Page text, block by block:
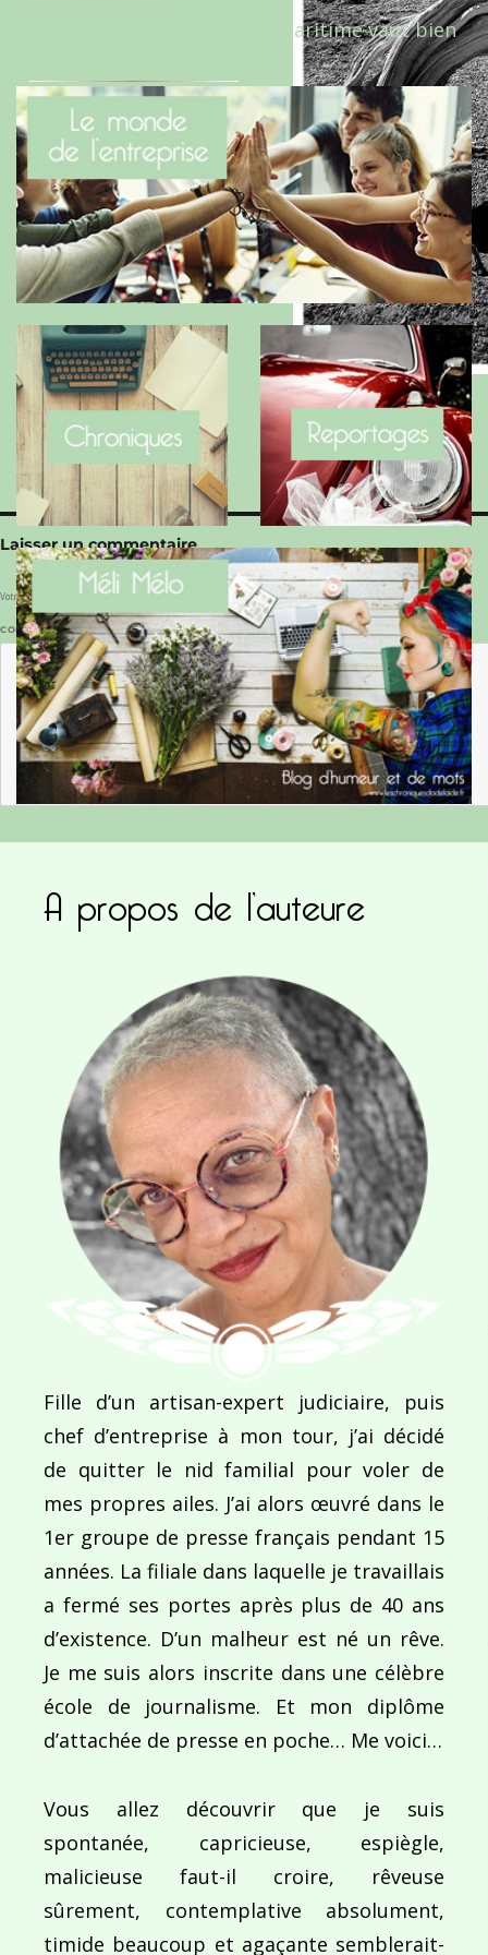
Laisser un commentaire
Votre adresse e-mail ne sera pas publiée. Les champs obligatoires sont indiqués avec*
COMMENTAIRE *
Enregistrer mon nom, mon e-mail et mon site dans le navigateur pour mon prochain commentaire.
Ce site utilise Akismet pour réduire les
Navigation
l’article
Le Benaise de la Charente-Maritime vaut bien
A propos de l’auteure
Fille d’un artisan-expert judiciaire, puis
chef d’entreprise à mon tour, j’ai décidé
de quitter le nid familial pour voler de
mes propres ailes. J’ai alors œuvré dans le
1er groupe de presse français pendant 15
années. La filiale dans laquelle je travaillais
a fermé ses portes après plus de 40 ans
d’existence. D’un malheur est né un rêve.
Je me suis alors inscrite dans une célèbre
école de journalisme. Et mon diplôme
d’attachée de presse en poche… Me voici…
Vous allez découvrir que je suis
spontanée, capricieuse, espiègle,
malicieuse faut-il croire, rêveuse
sûrement, contemplative absolument,
timide beaucoup et agaçante semblerait-